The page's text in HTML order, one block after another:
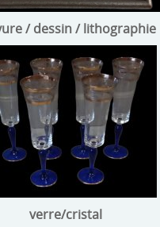
/ dessin / lithographie
verre/cristal